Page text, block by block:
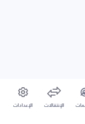
الإنتقالات الإعدادات